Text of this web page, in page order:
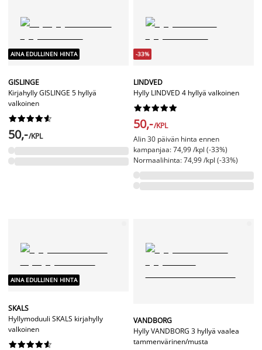
AINA EDULLINEN HINTA
GISLINGE
Kirjahylly GISLINGE 5 hyllyä
valkoinen






50,-/KPL
-33%
LINDVED
Hylly LINDVED 4 hyllyä valkoinen






50,-/KPL
Alin 30 päivän hinta ennen
kampanjaa: 74,99 /kpl (-33%)
Normaalihinta: 74,99 /kpl (-33%)
AINA EDULLINEN HINTA
SKALS
Hyllymoduuli SKALS kirjahylly
valkoinen






VANDBORG
Hylly VANDBORG 3 hyllyä vaalea
tammenvärinen/musta